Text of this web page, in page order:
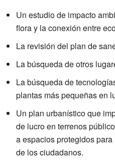
Un estudio de impacto
flora y la conexión entre
La revisión del plan de
La búsqueda de otros
La búsqueda de
plantas más pequeñas en
Un plan urbanístico que
de lucro en terrenos
a espacios protegidos
de los ciudadanos.